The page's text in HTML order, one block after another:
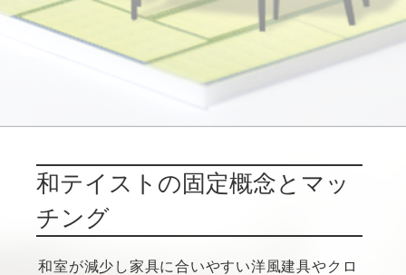
和テイストの固定概念とマッ
チング
和室が減少し家具に合いやすい洋風建具やクロ